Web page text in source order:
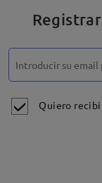
Quiero